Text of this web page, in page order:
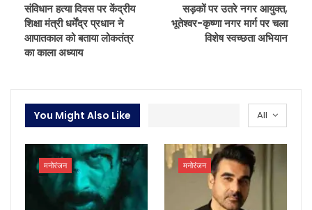
संविधान हत्या दिवस पर केंद्रीय
शिक्षा मंत्री धर्मेंद्र प्रधान ने
आपातकाल को बताया लोकतंत्र
का काला अध्याय
सड़कों पर उतरे नगर आयुक्त,
भूतेश्वर-कृष्णा नगर मार्ग पर चला
विशेष स्वच्छता अभियान
All
You Might Also Like
मनोरंजन मनोरंजन